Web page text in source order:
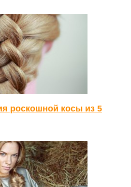
роскошной косы из 5